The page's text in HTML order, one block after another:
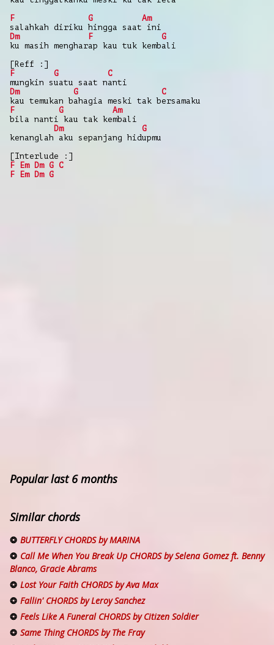
F
G
Am
salahkah diriku hingga saat ini
Dm
F
G
ku masih mengharap kau tuk kembali
[Reff :]
F
G
C
mungkin suatu saat nanti
Dm
G
C
kau temukan bahagia meski tak bersamaku
F
G
Am
bila nanti kau tak kembali
Dm
G
kenanglah aku sepanjang hidupmu
[Interlude :]
F
Em Dm G C
F
Em Dm G
Popular last 6 months
Similar chords
BUTTERFLY CHORDS by MARINA
Call Me When You Break Up CHORDS by Selena Gomez ft. Benny
Blanco, Gracie Abrams
Lost Your Faith CHORDS by Ava Max
Fallin' CHORDS by Leroy Sanchez
Feels Like A Funeral CHORDS by Citizen Soldier
Same Thing CHORDS by The Fray